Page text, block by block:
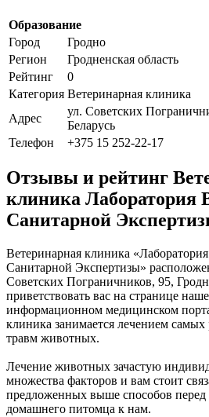
Образование
Город
Гродно
Регион
Гродненская область
Рейтинг
0
Категория Ветеринарная клиника
Адрес
ул. Советских
Беларусь
Телефон
+375 15 252-22-17
Отзывы и рейтинг
клиника Лаборатория
Санитарной
Ветеринарная клиника
Санитарной Экспертизы»
Советских Пограничников, 95,
приветствовать вас на странице
информационном медицинском
клиника занимается лечением самых
травм животных.
Лечение животных зачастую
множества факторов и вам стоит
предложенных выше способов перед
домашнего питомца к нам.